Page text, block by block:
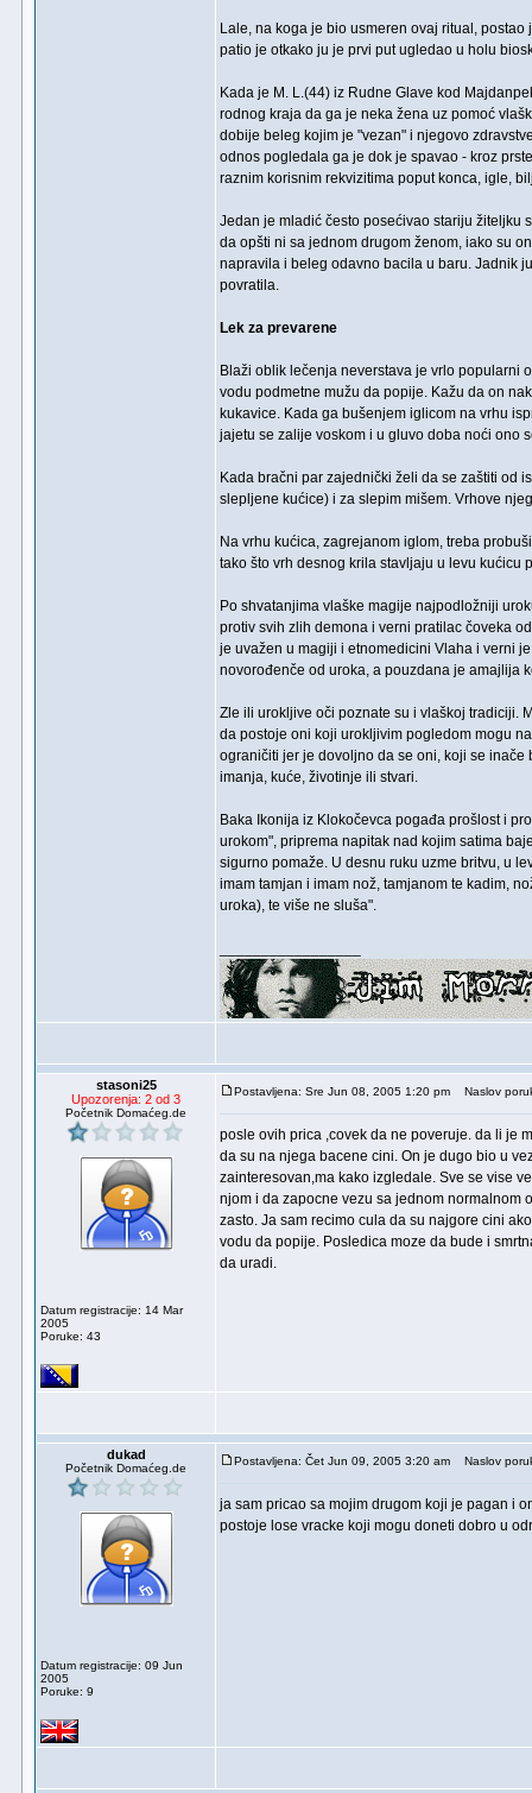
Lale, na koga je bio usmeren ovaj ritual,
patio je otkako ju je prvi put ugledao u holu
Kada je M. L.(44) iz Rudne Glave kod
rodnog kraja da ga je neka žena uz pomoć
dobije beleg kojim je "vezan" i njegovo
odnos pogledala ga je dok je spavao - kroz
raznim korisnim rekvizitima poput konca, igle,
Jedan je mladić često posećivao stariju žiteljku
da opšti ni sa jednom drugom ženom, iako su
napravila i beleg odavno bacila u baru. Jadnik
povratila.
Lek za prevarene
Blaži oblik lečenja neverstava je vrlo popularni
vodu podmetne mužu da popije. Kažu da on
kukavice. Kada ga bušenjem iglicom na vrhu
jajetu se zalije voskom i u gluvo doba noći ono
Kada bračni par zajednički želi da se zaštiti od
slepljene kućice) i za slepim mišem. Vrhove
Na vrhu kućica, zagrejanom iglom, treba
tako što vrh desnog krila stavljaju u levu kućicu
Po shvatanjima vlaške magije najpodložniji
protiv svih zlih demona i verni pratilac čoveka
je uvažen u magiji i etnomedicini Vlaha i verni
novorođenče od uroka, a pouzdana je amajlija
Zle ili urokljive oči poznate su i vlaškoj tradiciji.
da postoje oni koji urokljivim pogledom mogu
ograničiti jer je dovoljno da se oni, koji se
imanja, kuće, životinje ili stvari.
Baka Ikonija iz Klokočevca pogađa prošlost i
urokom", priprema napitak nad kojim satima
sigurno pomaže. U desnu ruku uzme britvu, u
imam tamjan i imam nož, tamjanom te kadim,
uroka), te više ne sluša".
stasoni25
Upozorenja: 2 od 3
Početnik Domaćeg.de
Datum registracije: 14 Mar
2005
Poruke: 43
Postavljena: Sre Jun 08, 2005 1:20 pm Naslov
posle ovih prica ,covek da ne poveruje. da li je
da su na njega bacene cini. On je dugo bio u
zainteresovan,ma kako izgledale. Sve se vise
njom i da zapocne vezu sa jednom normalnom
zasto. Ja sam recimo cula da su najgore cini
vodu da popije. Posledica moze da bude i
da uradi.
dukad
Početnik Domaćeg.de
Datum registracije: 09 Jun
2005
Poruke: 9
Postavljena: Čet Jun 09, 2005 3:20 am Naslov
ja sam pricao sa mojim drugom koji je pagan i
postoje lose vracke koji mogu doneti dobro u